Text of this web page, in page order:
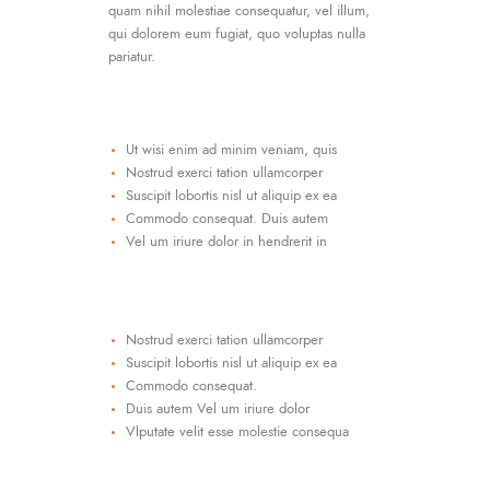
quam nihil molestiae consequatur, vel illum,
qui dolorem eum fugiat, quo voluptas nulla
pariatur.
Ut wisi enim ad minim veniam, quis
Nostrud exerci tation ullamcorper
Suscipit lobortis nisl ut aliquip ex ea
Commodo consequat. Duis autem
Vel um iriure dolor in hendrerit in
Nostrud exerci tation ullamcorper
Suscipit lobortis nisl ut aliquip ex ea
Commodo consequat.
Duis autem Vel um iriure dolor
Vlputate velit esse molestie consequa